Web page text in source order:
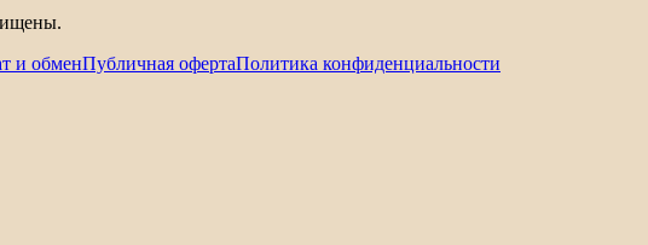
и обменПубличная офертаПолитика конфиденциальности